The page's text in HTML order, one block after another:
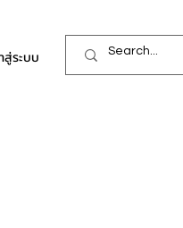
สู่ระบบ